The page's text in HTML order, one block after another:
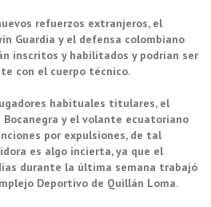
refuerzos extranjeros, el
Guardia y el defensa colombiano
inscritos y habilitados y podrían ser
con el cuerpo técnico.
habituales titulares, el
y el volante ecuatoriano
por expulsiones, de tal
es algo incierta, ya que el
durante la última semana trabajó
Deportivo de Quillán Loma.